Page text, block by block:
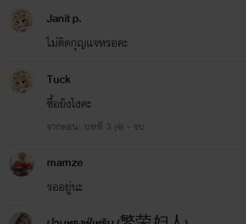
Janit p.
ไม่ติดกุญแจหรอคะ
Tuck
ซื้อยังไงคะ
จากตอน: บทที่ 3 (4) - จบ
mamze
รออยู่นะ